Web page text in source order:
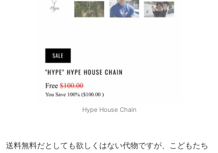
Hype House Chain
送料無料だとしても欲しくはない代物ですが、こどもたち